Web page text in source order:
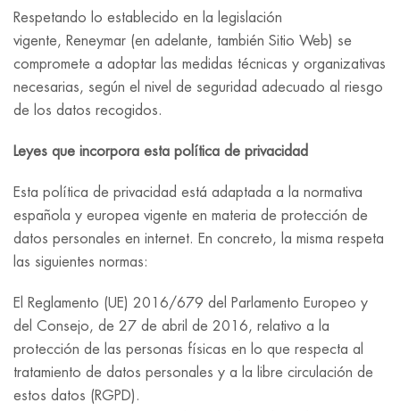
Respetando lo establecido en la legislación
vigente, Reneymar (en adelante, también Sitio Web) se
compromete a adoptar las medidas técnicas y organizativas
necesarias, según el nivel de seguridad adecuado al riesgo
de los datos recogidos.
Leyes que incorpora esta política de privacidad
Esta política de privacidad está adaptada a la normativa
española y europea vigente en materia de protección de
datos personales en internet. En concreto, la misma respeta
las siguientes normas:
El Reglamento (UE) 2016/679 del Parlamento Europeo y
del Consejo, de 27 de abril de 2016, relativo a la
protección de las personas físicas en lo que respecta al
tratamiento de datos personales y a la libre circulación de
estos datos (RGPD).